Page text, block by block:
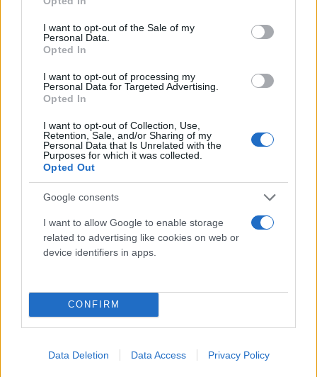
use your data for below specified purposes in below Google
consent section.
I want to opt-out of the Sale of my
Personal Data.
Opted In
I want to opt-out of processing my
Personal Data for Targeted Advertising.
Opted In
I want to opt-out of Collection, Use,
Retention, Sale, and/or Sharing of my
Personal Data that Is Unrelated with the
Purposes for which it was collected.
Opted Out
Google consents
I want to allow Google to enable storage
related to advertising like cookies on web or
device identifiers in apps.
CONFIRM
Data Deletion Data Access Privacy Policy
Τι λένε τα άστρα για τον Φεβρουάριο - Οι
προβλέψεις της Αθηνάς Βαγενά
Χιούμορ